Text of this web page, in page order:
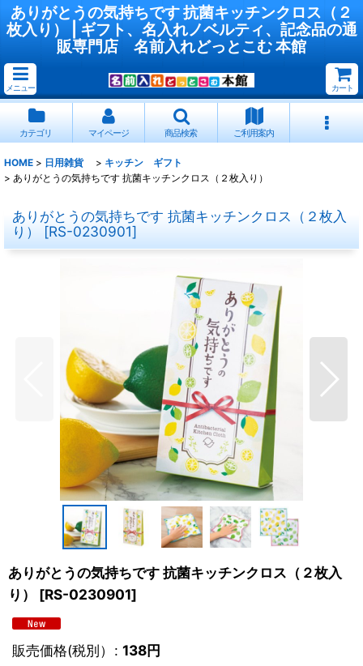
ありがとうの気持ちです 抗菌キッチンクロス（２
枚入り） | ギフト、名入れノベルティ、記念品の通
販専門店 名前入れどっとこむ 本館
メニュー カート
カテゴリ マイページ 商品検索 ご利用案内
HOME > 日用雑貨 > キッチン ギフト
> ありがとうの気持ちです 抗菌キッチンクロス（２枚入り）
ありがとうの気持ちです 抗菌キッチンクロス（２枚入
り）
[RS-0230901]
ありがとうの気持ちです 抗菌キッチンクロス（２枚入
り）
[RS-0230901]
販売価格(税別） : 138円